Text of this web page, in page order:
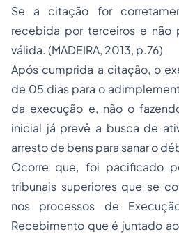
Se a citação for
recebida por terceiros e não
válida. (MADEIRA, 2013, p.76)
Após cumprida a citação, o
de 05 dias para o
da execução e, não o
inicial já prevê a busca de
arresto de bens para sanar o
Ocorre que, foi pacificado
tribunais superiores que se
nos processos de
Recebimento que é juntado